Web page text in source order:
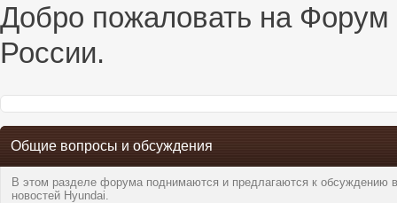
Добро пожаловать на Форум
России.
Общие вопросы и обсуждения
В этом разделе форума поднимаются и предлагаются к обсуждению
новостей Hyundai.